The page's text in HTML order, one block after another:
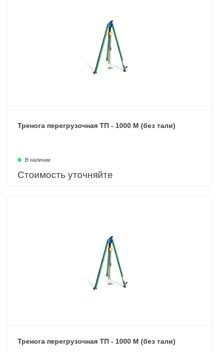
Тренога перегрузочная ТП - 1000 М (без тали)
В наличии
Стоимость уточняйте
Тренога перегрузочная ТП - 1000 М (без тали)